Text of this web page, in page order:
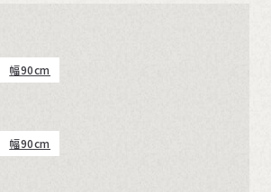
幅90cm
幅90cm